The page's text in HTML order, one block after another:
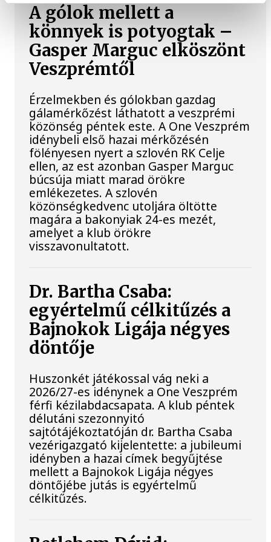
A gólok mellett a
könnyek is potyogtak –
Gasper Marguc elköszönt
Veszprémtől
Érzelmekben és gólokban gazdag
gálamérkőzést láthatott a veszprémi
közönség péntek este. A One Veszprém
idénybeli első hazai mérkőzésén
fölényesen nyert a szlovén RK Celje
ellen, az est azonban Gasper Marguc
búcsúja miatt marad örökre
emlékezetes. A szlovén
közönségkedvenc utoljára öltötte
magára a bakonyiak 24-es mezét,
amelyet a klub örökre
visszavonultatott.
Dr. Bartha Csaba:
egyértelmű célkitűzés a
Bajnokok Ligája négyes
döntője
Huszonkét játékossal vág neki a
2026/27-es idénynek a One Veszprém
férfi kézilabdacsapata. A klub péntek
délutáni szezonnyitó
sajtótájékoztatóján dr. Bartha Csaba
vezérigazgató kijelentette: a jubileumi
idényben a hazai címek begyűjtése
mellett a Bajnokok Ligája négyes
döntőjébe jutás is egyértelmű
célkitűzés.